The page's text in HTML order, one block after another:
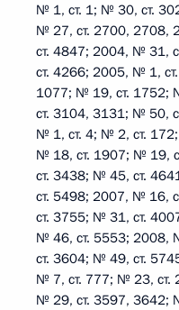
№ 1, ст. 1; № 30, ст.
№ 27, ст. 2700, 2708,
ст. 4847; 2004, № 31,
ст. 4266; 2005, № 1,
1077; № 19, ст. 1752;
ст. 3104, 3131; № 50,
№ 1, ст. 4; № 2, ст.
№ 18, ст. 1907; № 19,
ст. 3438; № 45, ст.
ст. 5498; 2007, № 16,
ст. 3755; № 31, ст.
№ 46, ст. 5553; 2008,
ст. 3604; № 49, ст.
№ 7, ст. 777; № 23, ст.
№ 29, ст. 3597, 3642;